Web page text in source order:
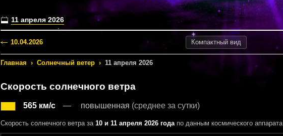
11 апреля 2026
10.04.2026 Компактный вид
Главная › Солнечный ветер › 11 апреля 2026
Скорость солнечного ветра
565 км/с повышенная (среднее за сутки)
Скорость солнечного ветра за 10 и 11 апреля 2026 годапо данным космического аппарата